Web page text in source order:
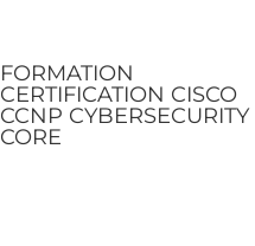
FORMATION
CERTIFICATION CISCO
CCNP CYBERSECURITY
CORE